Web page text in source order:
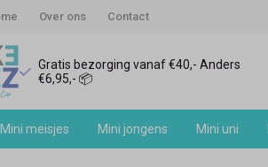
Over ons Contact
Gratis bezorging vanaf €40,- Anders
€6,95,- 📦
Mini meisjes Mini jongens Mini uni